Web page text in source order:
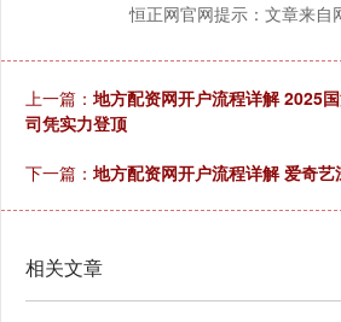
恒正网官网提示：文章来自
上一篇： 地方配资网开户流程详解 2025
司凭实力登顶
下一篇： 地方配资网开户流程详解 爱奇艺
相关文章